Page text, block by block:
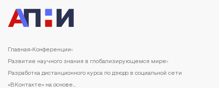
Главная Конференции
Развитие научного знания в глобализирующемся мире
Разработка дистанционного курса по дзюдо в социальной сети
«ВКонтакте» на основе...